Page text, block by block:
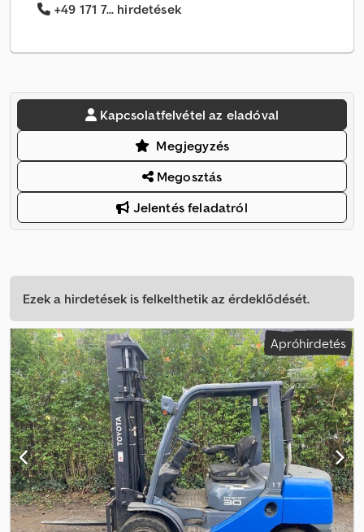
+49 171 7... hirdetések
Kapcsolatfelvétel az eladóval
Megjegyzés
Megosztás
Jelentés feladatról
Ezek a hirdetések is felkelthetik az érdeklődését.
Apróhirdetés